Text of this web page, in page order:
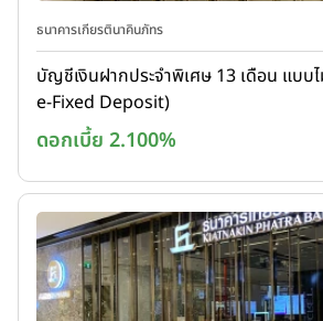
ธนาคารเกียรตินาคินภัทร
บัญชีเงินฝากประจำพิเศษ 13 เดือน แบบ
e-Fixed Deposit)
ดอกเบี้ย 2.100%